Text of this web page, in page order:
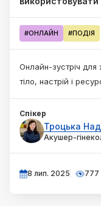
#ОНЛАЙН #ПОДІЯ
Онлайн-зустріч для
тіло, настрій і
Спікер
Троцька
Акушер-
8 лип. 2025 777